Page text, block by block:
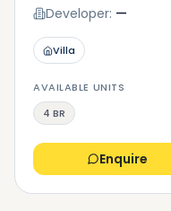
Developer: —
Villa
AVAILABLE UNITS
4 BR
Enquire